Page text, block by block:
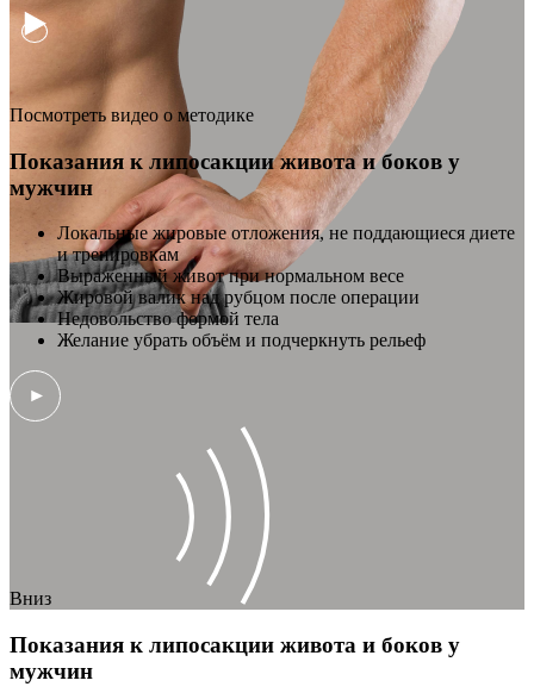
Посмотреть видео о методике
Показания к липосакции живота и боков у
мужчин
Локальные жировые отложения, не поддающиеся диете
и тренировкам
Выраженный живот при нормальном весе
Жировой валик над рубцом после операции
Недовольство формой тела
Желание убрать объём и подчеркнуть рельеф
Вниз
Показания к липосакции живота и боков у
мужчин